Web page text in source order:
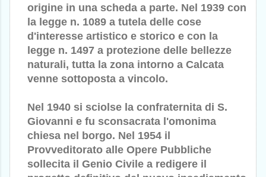
origine in una scheda a parte. Nel 1939 con
la legge n. 1089 a tutela delle cose
d'interesse artistico e storico e con la
legge n. 1497 a protezione delle bellezze
naturali, tutta la zona intorno a Calcata
venne sottoposta a vincolo.
Nel 1940 si sciolse la confraternita di S.
Giovanni e fu sconsacrata l'omonima
chiesa nel borgo. Nel 1954 il
Provveditorato alle Opere Pubbliche
sollecita il Genio Civile a redigere il